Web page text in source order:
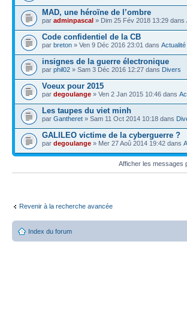
MAD, une héroïne de l’ombre
par adminpascal » Dim 25 Fév 2018 13:29 dans
Code confidentiel de la CB
par breton » Ven 9 Déc 2016 23:01 dans Actualité
insignes de la guerre électronique
par phil02 » Sam 3 Déc 2016 12:27 dans Divers
Voeux pour 2015
par degoulange » Ven 2 Jan 2015 10:46 dans
Les taupes du viet minh
par Gantheret » Sam 11 Oct 2014 10:18 dans
GALILEO victime de la cyberguerre ?
par degoulange » Mer 27 Aoû 2014 19:42 dans
Afficher les messages
Revenir à la recherche avancée
Index du forum